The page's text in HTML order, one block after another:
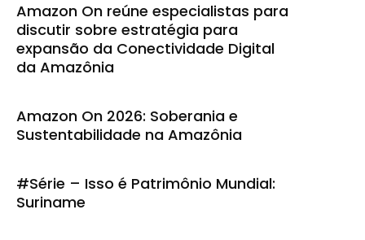
Amazon On reúne especialistas para
discutir sobre estratégia para
expansão da Conectividade Digital
da Amazônia
Amazon On 2026: Soberania e
Sustentabilidade na Amazônia
#Série – Isso é Patrimônio Mundial:
Suriname